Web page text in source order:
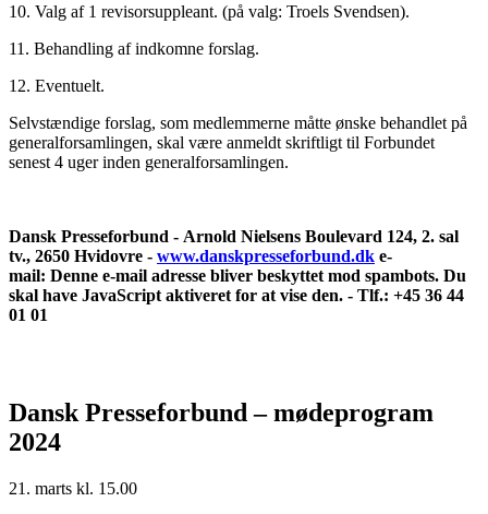
10. Valg af 1 revisorsuppleant. (på valg: Troels Svendsen).
11. Behandling af indkomne forslag.
12. Eventuelt.
Selvstændige forslag, som medlemmerne måtte ønske behandlet på
generalforsamlingen, skal være anmeldt skriftligt til Forbundet
senest 4 uger inden generalforsamlingen.
Dansk Presseforbund - Arnold Nielsens Boulevard 124, 2. sal
tv., 2650 Hvidovre - www.danskpresseforbund.dk e-
mail: Denne e-mail adresse bliver beskyttet mod spambots. Du
skal have JavaScript aktiveret for at vise den. - Tlf.: +45 36 44
01 01
Dansk Presseforbund – mødeprogram
2024
21. marts kl. 15.00